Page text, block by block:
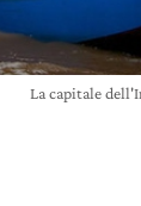
La capitale